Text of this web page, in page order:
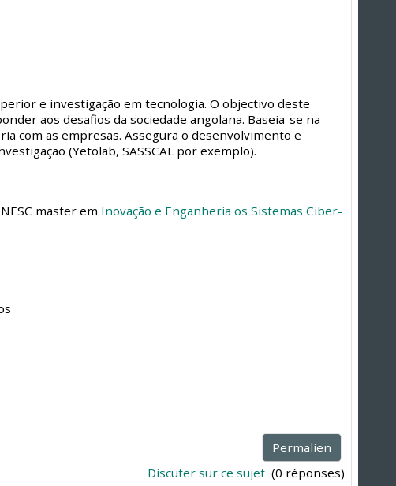
e investigação em tecnologia. O objectivo deste
aos desafios da sociedade angolana. Baseia-se na
com as empresas. Assegura o desenvolvimento e
(Yetolab, SASSCAL por exemplo).
master em Inovação e Enganheria os Sistemas Ciber-
Permalien
Discuter sur ce sujet (0 réponses)